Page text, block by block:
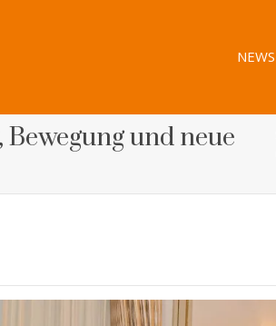
NEWS
und neue